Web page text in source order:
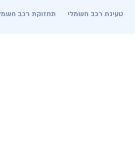
טעינת רכב חשמלי תחזוקת רכב